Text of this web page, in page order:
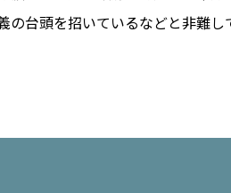
#お菓子
の台頭を招いているなどと非難し